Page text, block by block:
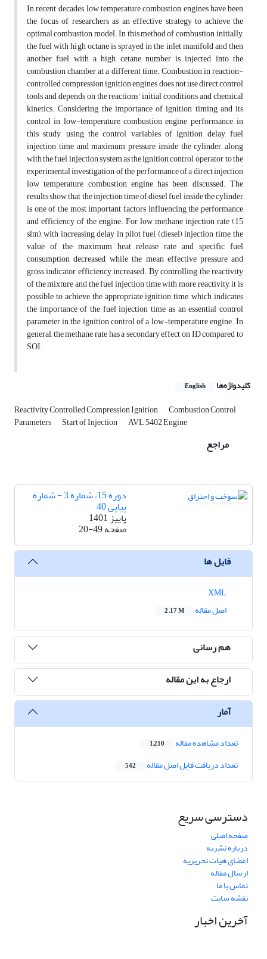
In recent decades, low temperature combustion engines have been
the focus of researchers as an effective strategy to achieve the
optimal combustion model. In this method of combustion, initially,
the fuel with high octane is sprayed in the inlet manifold and then
another fuel with a high cetane number is injected into the
combustion chamber at a different time. Combustion in reaction-
controlled compression ignition engines does not use direct control
tools and depends on the reactions' initial conditions and chemical
kinetics. Considering the importance of ignition timing and its
control in low-temperature combustion engine performance, in
this study, using the control variables of ignition delay, fuel
injection time and maximum pressure inside the cylinder, along
with the fuel injection system as the ignition control operator, to the
experimental investigation of the performance of a direct injection
low temperature combustion engine has been discussed. The
results show that the injection time of diesel fuel inside the cylinder
is one of the most important factors influencing the performance
and efficiency of the engine. For low methane injection rate (15
slm), with increasing delay in pilot fuel (diesel) injection time, the
value of the maximum heat release rate and specific fuel
consumption decreased, while the mean effective pressure and
gross indicator efficiency increased. By controlling the reactivity
of the mixture and the fuel injection time with more reactivity, it is
possible to achieve the appropriate ignition time, which indicates
the importance of the fuel injection time as an essential control
parameter in the ignition control of a low-temperature engine. In
general, the methane rate has a secondary effect on ID compared to
SOI.
کلیدواژه‌ها English
Reactivity Controlled Compression Ignition Combustion Control
Parameters Start of Injection AVL 5402 Engine
مراجع
دوره 15، شماره 3 - شماره
پیاپی 40
پاییز 1401
صفحه20-49
فایل ها
اصل مقاله
2.17 M
هم رسانی
ارجاع به این مقاله
آمار
تعداد مشاهده مقاله 1,210
تعداد دریافت فایل اصل مقاله 542
دسترسی سریع
صفحه اصلی
درباره نشریه
اعضای هیات تحریریه
ارسال مقاله
تماس با ما
نقشه سایت
آخرین اخبار